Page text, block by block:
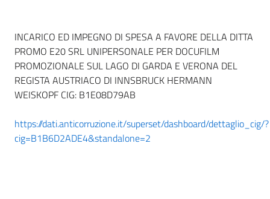
INCARICO ED IMPEGNO DI SPESA A FAVORE DELLA DITTA
PROMO E20 SRL UNIPERSONALE PER DOCUFILM
PROMOZIONALE SUL LAGO DI GARDA E VERONA DEL
REGISTA AUSTRIACO DI INNSBRUCK HERMANN
WEISKOPF CIG: B1E08D79AB
https://dati.anticorruzione.it/superset/dashboard/dettaglio_cig/?
cig=B1B6D2ADE4&standalone=2